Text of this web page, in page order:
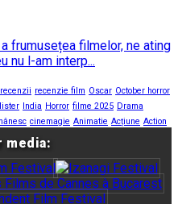
frumusețea filmelor, ne ating
nu l-am interp...
recenzii recenzie film Oscar October horror
India Horror filme 2025 Drama
cinemagie Animatie Acțiune Action
media: